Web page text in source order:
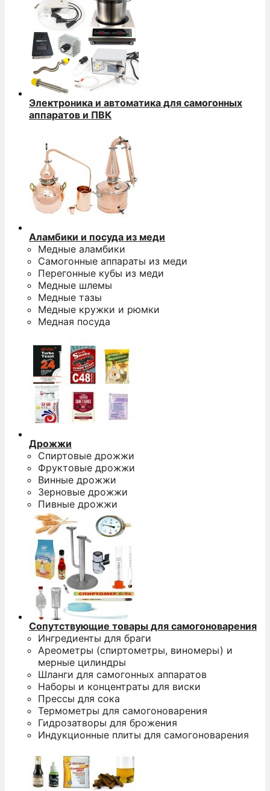
Электроника и автоматика для самогонных
аппаратов и ПВК
Аламбики и посуда из меди
Медные аламбики
Самогонные аппараты из меди
Перегонные кубы из меди
Медные шлемы
Медные тазы
Медные кружки и рюмки
Медная посуда
Дрожжи
Спиртовые дрожжи
Фруктовые дрожжи
Винные дрожжи
Зерновые дрожжи
Пивные дрожжи
Сопутствующие товары для самогоноварения
Ингредиенты для браги
Ареометры (спиртометры, виномеры) и
мерные цилиндры
Шланги для самогонных аппаратов
Наборы и концентраты для виски
Прессы для сока
Термометры для самогоноварения
Гидрозатворы для брожения
Индукционные плиты для самогоноварения